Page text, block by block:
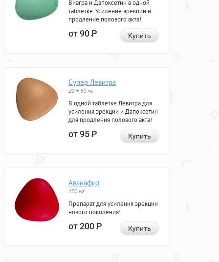
Виагра и Дапоксетин в одной
таблетке. Усиление эрекции и
продление полового акта!
от 90Р Купить
Супер Левитра
20 + 60 мг
В одной таблетке Левитра для
усиления эрекции и Дапоксетин
для продления полового акта!
от 95Р Купить
Аванафил
100 мг
Препарат для усиления эрекции
нового поколения!
от 200Р Купить